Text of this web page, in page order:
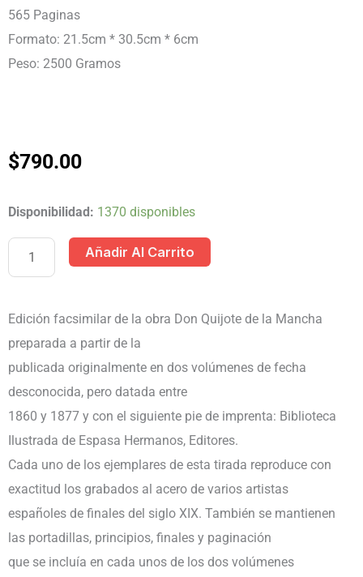
565 Paginas
Formato: 21.5cm * 30.5cm * 6cm
Peso: 2500 Gramos
$790.00
Disponibilidad: 1370 disponibles
DON
QUIJOTE
FACSIMIL
Añadir Al Carrito
Edición facsimilar de la obra Don Quijote de la Mancha
preparada a partir de la
publicada originalmente en dos volúmenes de fecha
desconocida, pero datada entre
1860 y 1877 y con el siguiente pie de imprenta: Biblioteca
Ilustrada de Espasa Hermanos, Editores.
Cada uno de los ejemplares de esta tirada reproduce con
exactitud los grabados al acero de varios artistas
españoles de finales del siglo XIX. También se mantienen
las portadillas, principios, finales y paginación
que se incluía en cada unos de los dos volúmenes